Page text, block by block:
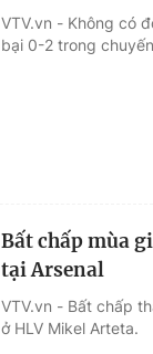
VTV.vn - Không có
bại 0-2 trong
Bất chấp mùa
tại Arsenal
VTV.vn - Bất chấp
ở HLV Mikel Arteta.